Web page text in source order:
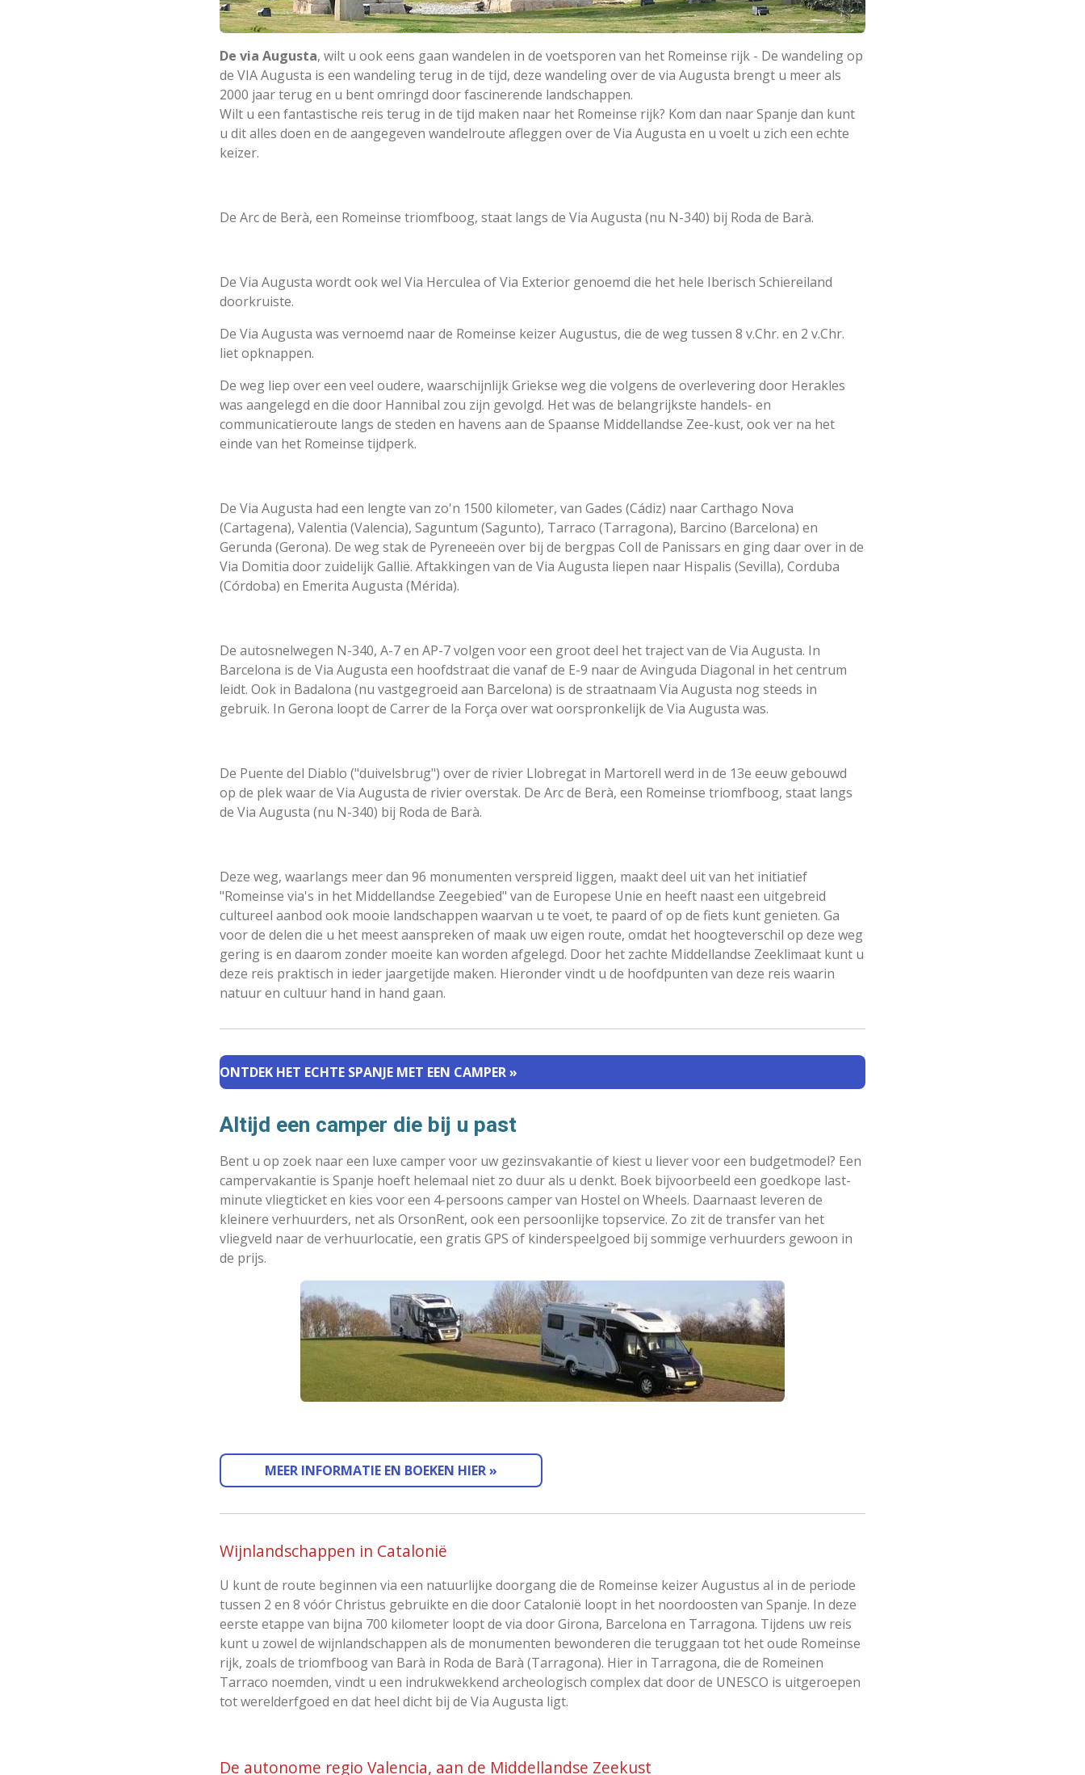
De via Augusta, wilt u ook eens gaan wandelen in de voetsporen van het Romeinse rijk - De wandeling op
de VIA Augusta is een wandeling terug in de tijd, deze wandeling over de via Augusta brengt u meer als
2000 jaar terug en u bent omringd door fascinerende landschappen.
Wilt u een fantastische reis terug in de tijd maken naar het Romeinse rijk? Kom dan naar Spanje dan kunt
u dit alles doen en de aangegeven wandelroute afleggen over de Via Augusta en u voelt u zich een echte
keizer.
De Arc de Berà, een Romeinse triomfboog, staat langs de Via Augusta (nu N-340) bij Roda de Barà.
De Via Augusta wordt ook wel Via Herculea of Via Exterior genoemd die het hele Iberisch Schiereiland
doorkruiste.
De Via Augusta was vernoemd naar de Romeinse keizer Augustus, die de weg tussen 8 v.Chr. en 2 v.Chr.
liet opknappen.
De weg liep over een veel oudere, waarschijnlijk Griekse weg die volgens de overlevering door Herakles
was aangelegd en die door Hannibal zou zijn gevolgd. Het was de belangrijkste handels- en
communicatieroute langs de steden en havens aan de Spaanse Middellandse Zee-kust, ook ver na het
einde van het Romeinse tijdperk.
De Via Augusta had een lengte van zo'n 1500 kilometer, van Gades (Cádiz) naar Carthago Nova
(Cartagena), Valentia (Valencia), Saguntum (Sagunto), Tarraco (Tarragona), Barcino (Barcelona) en
Gerunda (Gerona). De weg stak de Pyreneeën over bij de bergpas Coll de Panissars en ging daar over in de
Via Domitia door zuidelijk Gallië. Aftakkingen van de Via Augusta liepen naar Hispalis (Sevilla), Corduba
(Córdoba) en Emerita Augusta (Mérida).
De autosnelwegen N-340, A-7 en AP-7 volgen voor een groot deel het traject van de Via Augusta. In
Barcelona is de Via Augusta een hoofdstraat die vanaf de E-9 naar de Avinguda Diagonal in het centrum
leidt. Ook in Badalona (nu vastgegroeid aan Barcelona) is de straatnaam Via Augusta nog steeds in
gebruik. In Gerona loopt de Carrer de la Força over wat oorspronkelijk de Via Augusta was.
De Puente del Diablo ("duivelsbrug") over de rivier Llobregat in Martorell werd in de 13e eeuw gebouwd
op de plek waar de Via Augusta de rivier overstak. De Arc de Berà, een Romeinse triomfboog, staat langs
de Via Augusta (nu N-340) bij Roda de Barà.
Deze weg, waarlangs meer dan 96 monumenten verspreid liggen, maakt deel uit van het initiatief
"Romeinse via's in het Middellandse Zeegebied" van de Europese Unie en heeft naast een uitgebreid
cultureel aanbod ook mooie landschappen waarvan u te voet, te paard of op de fiets kunt genieten. Ga
voor de delen die u het meest aanspreken of maak uw eigen route, omdat het hoogteverschil op deze weg
gering is en daarom zonder moeite kan worden afgelegd. Door het zachte Middellandse Zeeklimaat kunt u
deze reis praktisch in ieder jaargetijde maken. Hieronder vindt u de hoofdpunten van deze reis waarin
natuur en cultuur hand in hand gaan.
ONTDEK HET ECHTE SPANJE MET EEN CAMPER »
Altijd een camper die bij u past
Bent u op zoek naar een luxe camper voor uw gezinsvakantie of kiest u liever voor een budgetmodel? Een
campervakantie is Spanje hoeft helemaal niet zo duur als u denkt. Boek bijvoorbeeld een goedkope last-
minute vliegticket en kies voor een 4-persoons camper van Hostel on Wheels. Daarnaast leveren de
kleinere verhuurders, net als OrsonRent, ook een persoonlijke topservice. Zo zit de transfer van het
vliegveld naar de verhuurlocatie, een gratis GPS of kinderspeelgoed bij sommige verhuurders gewoon in
de prijs.
MEER INFORMATIE EN BOEKEN HIER »
Wijnlandschappen in Catalonië
U kunt de route beginnen via een natuurlijke doorgang die de Romeinse keizer Augustus al in de periode
tussen 2 en 8 vóór Christus gebruikte en die door Catalonië loopt in het noordoosten van Spanje. In deze
eerste etappe van bijna 700 kilometer loopt de via door Girona, Barcelona en Tarragona. Tijdens uw reis
kunt u zowel de wijnlandschappen als de monumenten bewonderen die teruggaan tot het oude Romeinse
rijk, zoals de triomfboog van Barà in Roda de Barà (Tarragona). Hier in Tarragona, die de Romeinen
Tarraco noemden, vindt u een indrukwekkend archeologisch complex dat door de UNESCO is uitgeroepen
tot werelderfgoed en dat heel dicht bij de Via Augusta ligt.
De autonome regio Valencia, aan de Middellandse Zeekust